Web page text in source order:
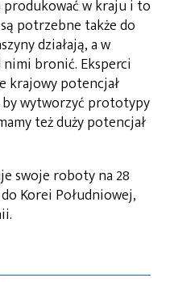
w kraju i to
potrzebne także do
działają, a w
bronić. Eksperci
krajowy potencjał
by wytworzyć prototypy
też duży potencjał
swoje roboty na 28
Korei Południowej,